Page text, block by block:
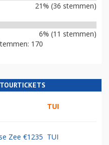
21% (36 stemmen)
6% (11 stemmen)
170
TUI
Zee €1235 TUI